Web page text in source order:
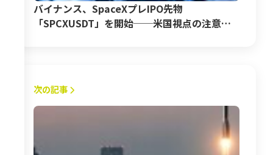
バイナンス、SpaceXプレIPO先物
「SPCXUSDT」を開始──米国視点の注意点
次の記事